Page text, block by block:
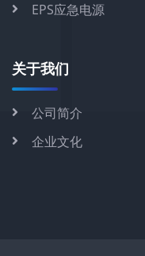
EPS应急电源
关于我们
公司简介
企业文化